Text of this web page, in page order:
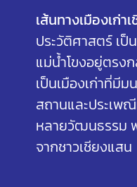
เส้นทางเมืองเก่า
ประวัติศาสตร์ เ
แม่น้ำโขงอยู่ตรง
เป็นเมืองเก่าที่มี
สถานและประเ
หลายวัฒนธรรม
จากชาวเชียงแสน